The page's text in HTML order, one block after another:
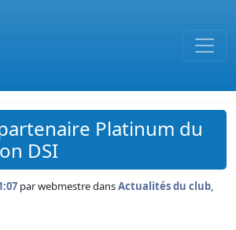
Platinum du
DSI
parwebmestre dansActualités du club,